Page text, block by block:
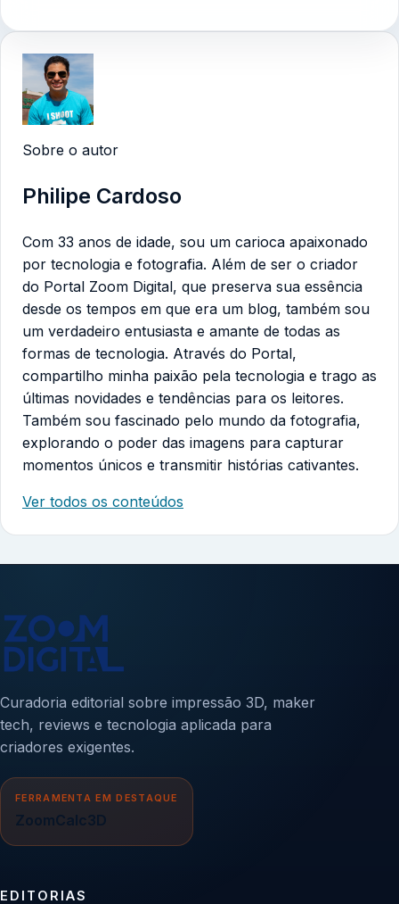
Sobre o autor
Philipe Cardoso
Com 33 anos de idade, sou um carioca apaixonado
por tecnologia e fotografia. Além de ser o criador
do Portal Zoom Digital, que preserva sua essência
desde os tempos em que era um blog, também sou
um verdadeiro entusiasta e amante de todas as
formas de tecnologia. Através do Portal,
compartilho minha paixão pela tecnologia e trago as
últimas novidades e tendências para os leitores.
Também sou fascinado pelo mundo da fotografia,
explorando o poder das imagens para capturar
momentos únicos e transmitir histórias cativantes.
Ver todos os conteúdos
Curadoria editorial sobre impressão 3D, maker
tech, reviews e tecnologia aplicada para
criadores exigentes.
FERRAMENTA EM DESTAQUE
ZoomCalc3D
EDITORIAS